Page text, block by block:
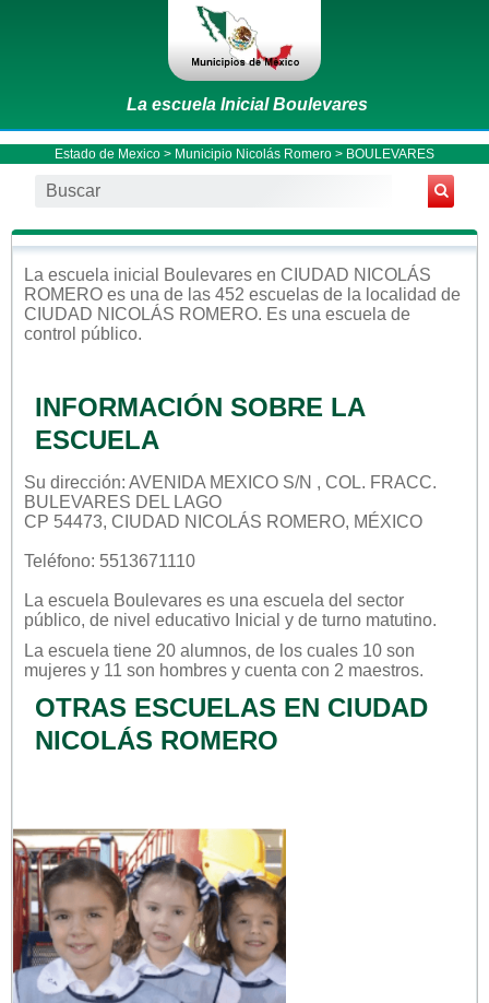
La escuela Inicial Boulevares
Estado de Mexico > Municipio Nicolás Romero > BOULEVARES
La escuela inicial Boulevares en CIUDAD NICOLÁS
ROMERO es una de las 452 escuelas de la localidad de
CIUDAD NICOLÁS ROMERO. Es una escuela de
control público.
INFORMACIÓN SOBRE LA
ESCUELA
Su dirección: AVENIDA MEXICO S/N , COL. FRACC.
BULEVARES DEL LAGO
CP 54473, CIUDAD NICOLÁS ROMERO, MÉXICO
Teléfono: 5513671110
La escuela Boulevares es una escuela del sector
público, de nivel educativo Inicial y de turno matutino.
La escuela tiene 20 alumnos, de los cuales 10 son
mujeres y 11 son hombres y cuenta con 2 maestros.
OTRAS ESCUELAS EN CIUDAD
NICOLÁS ROMERO